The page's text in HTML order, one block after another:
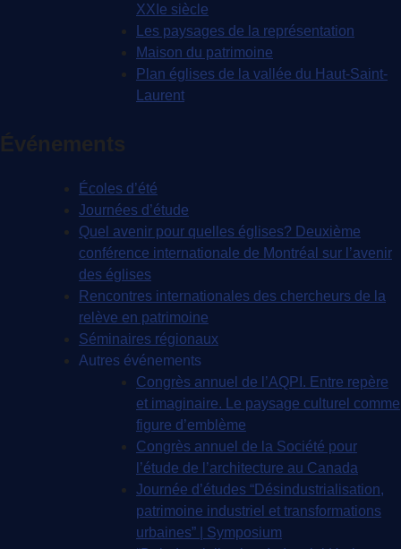
XXIe siècle
Les paysages de la représentation
Maison du patrimoine
Plan églises de la vallée du Haut-Saint-
Laurent
Événements
Écoles d’été
Journées d’étude
Quel avenir pour quelles églises? Deuxième
conférence internationale de Montréal sur l’avenir
des églises
Rencontres internationales des chercheurs de la
relève en patrimoine
Séminaires régionaux
Autres événements
Congrès annuel de l’AQPI. Entre repère
et imaginaire. Le paysage culturel comme
figure d’emblème
Congrès annuel de la Société pour
l’étude de l’architecture au Canada
Journée d’études “Désindustrialisation,
patrimoine industriel et transformations
urbaines” | Symposium